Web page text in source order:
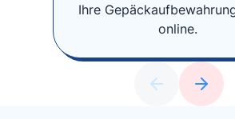
Ihre
online.